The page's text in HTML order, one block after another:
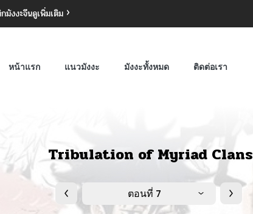
มังงะจีนดูเพิ่มเติม
หน้าแรก แนวมังงะ มังงะทั้งหมด ติดต่อเรา
Tribulation of Myriad Clans
ตอนที่ 7